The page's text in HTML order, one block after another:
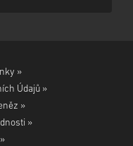
»
Údajů »
»
»